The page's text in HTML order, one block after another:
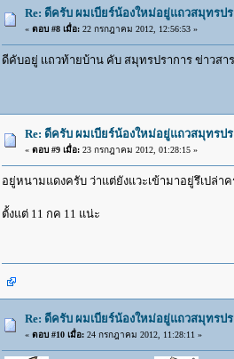
Re: ดีครับ ผมเบียร์น้องใหม่อยู่แถวสมุทร
« ตอบ #8 เมื่อ:22 กรกฎาคม 2012, 12:56:53 »
ดีคับอยู่ เเถวท้ายบ้าน คับ สมุทรปราการ ข่าวส
Re: ดีครับ ผมเบียร์น้องใหม่อยู่แถวสมุทร
« ตอบ #9 เมื่อ:23 กรกฎาคม 2012, 01:28:15 »
อยู่หนามแดงครับ ว่าแต่ยังแวะเข้ามาอยู่รึเปล่าค
ตั้งแต่ 11 กค 11 แน่ะ
Re: ดีครับ ผมเบียร์น้องใหม่อยู่แถวสมุทร
« ตอบ #10 เมื่อ:24 กรกฎาคม 2012, 11:28:11 »